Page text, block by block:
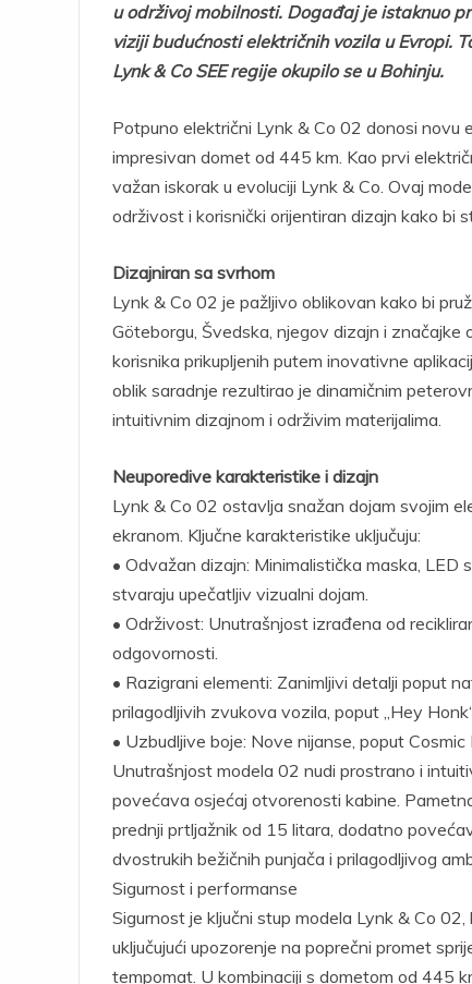
u održivoj mobilnosti. Događaj je istaknuo
viziji budućnosti električnih vozila u Evropi.
Lynk & Co SEE regije okupilo se u Bohinju.
Potpuno električni Lynk & Co 02 donosi novu
impresivan domet od 445 km. Kao prvi
važan iskorak u evoluciji Lynk & Co. Ovaj
održivost i korisnički orijentiran dizajn kako bi
Dizajniran sa svrhom
Lynk & Co 02 je pažljivo oblikovan kako bi
Göteborgu, Švedska, njegov dizajn i
korisnika prikupljenih putem inovativne
oblik saradnje rezultirao je dinamičnim
intuitivnim dizajnom i održivim materijalima.
Neuporedive karakteristike i dizajn
Lynk & Co 02 ostavlja snažan dojam svojim
ekranom. Ključne karakteristike uključuju:
• Odvažan dizajn: Minimalistička maska,
stvaraju upečatljiv vizualni dojam.
• Održivost: Unutrašnjost izrađena od
odgovornosti.
• Razigrani elementi: Zanimljivi detalji poput
prilagodljivih zvukova vozila, poput „Hey
• Uzbudljive boje: Nove nijanse, poput
Unutrašnjost modela 02 nudi prostrano i
povećava osjećaj otvorenosti kabine.
prednji prtljažnik od 15 litara, dodatno
dvostrukih bežičnih punjača i prilagodljivog
Sigurnost i performanse
Sigurnost je ključni stup modela Lynk & Co
uključujući upozorenje na poprečni promet
tempomat. U kombinaciji s dometom od 445